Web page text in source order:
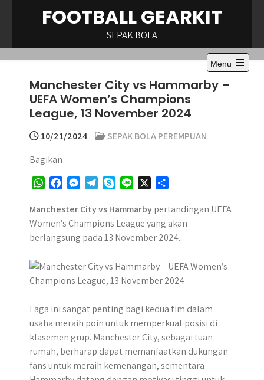
FOOTBALL GEARKIT
SEPAK BOLA
Menu
Open
the
Manchester City vs Hammarby –
UEFA Women’s Champions
League, 13 November 2024
10/21/2024
SEPAK BOLA PEREMPUAN
Bagikan
W
a
t
s
p
p
c
e
b
k
s
s
e
e
r
l
e
g
m
y
p
e
n
e
a
r
e
Manchester City vs Hammarbypertandingan UEFA
Women’s Champions League yang akan
berlangsung pada 13 November 2024.
Laga ini sangat penting bagi kedua tim dalam
usaha meraih poin untuk memperkuat posisi di
klasemen grup. Manchester City, sebagai tuan
rumah, berharap dapat memanfaatkan dukungan
fans untuk meraih kemenangan, sementara